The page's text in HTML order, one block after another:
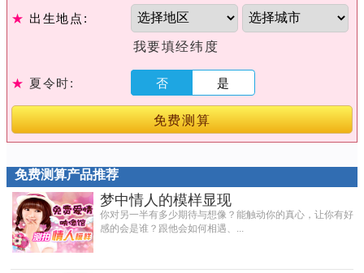
★ 出生地点:
我要填经纬度
★ 夏令时: 否 是
免费测算
免费测算产品推荐
梦中情人的模样显现
你对另一半有多少期待与想像？能触动你的真心，让你有好
感的会是谁？跟他会如何相遇、...